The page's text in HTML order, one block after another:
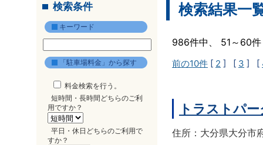
検索条件
キーワード
「駐車場料金」から探す
料金検索を行う。
短時間・長時間どちらのご利
用ですか？
平日・休日どちらのご利用で
すか？
検索結果一
986件中、 51～60
前の10件 [ 2 ] [ 3 ] [
トラストパ
住所：大分県大分市